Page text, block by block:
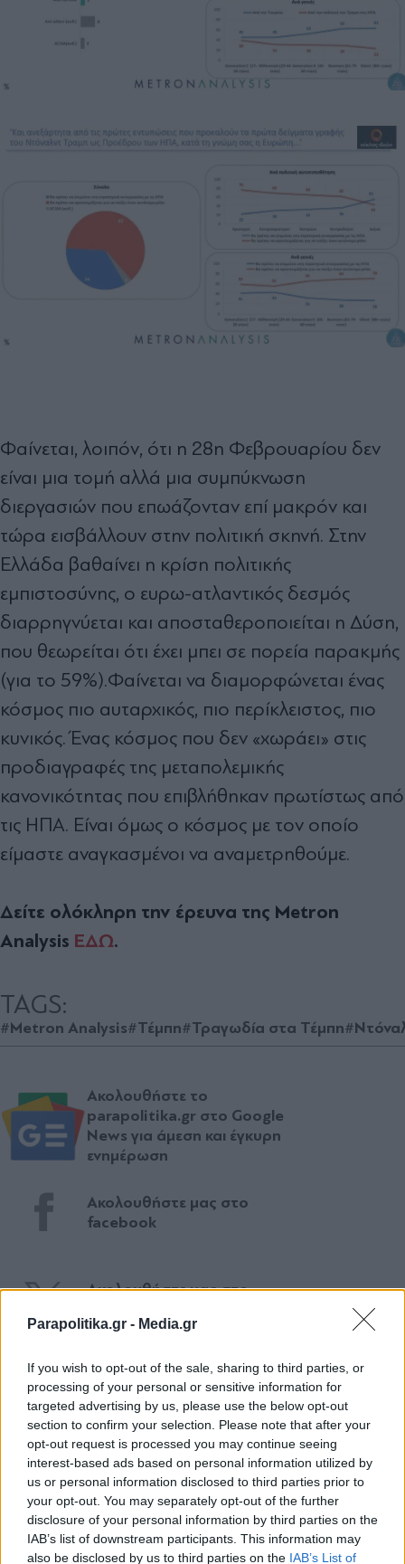
Parapolitika.gr - Media.gr
If you wish to opt-out of the sale, sharing to third parties, or
processing of your personal or sensitive information for
targeted advertising by us, please use the below opt-out
section to confirm your selection. Please note that after your
opt-out request is processed you may continue seeing
interest-based ads based on personal information utilized by
us or personal information disclosed to third parties prior to
your opt-out. You may separately opt-out of the further
disclosure of your personal information by third parties on the
IAB’s list of downstream participants. This information may
also be disclosed by us to third parties on the IAB’s List of
Φαίνεται, λοιπόν, ότι η 28η Φεβρουαρίου δεν
είναι μια τομή αλλά μια συμπύκνωση
διεργασιών που επωάζονταν επί μακρόν και
τώρα εισβάλλουν στην πολιτική σκηνή. Στην
Ελλάδα βαθαίνει η κρίση πολιτικής
εμπιστοσύνης, ο ευρω-ατλαντικός δεσμός
διαρρηγνύεται και αποσταθεροποιείται η Δύση,
που θεωρείται ότι έχει μπει σε πορεία παρακμής
(για το 59%).Φαίνεται να διαμορφώνεται ένας
κόσμος πιο αυταρχικός, πιο περίκλειστος, πιο
κυνικός. Ένας κόσμος που δεν «χωράει» στις
προδιαγραφές της μεταπολεμικής
κανονικότητας που επιβλήθηκαν πρωτίστως από
τις ΗΠΑ. Είναι όμως ο κόσμος με τον οποίο
είμαστε αναγκασμένοι να αναμετρηθούμε.
Δείτε ολόκληρη την έρευνα της Metron
Analysis ΕΔΩ.
TAGS:
#Metron Analysis#Τέμπη#Τραγωδία στα Τέμπη
Ακολουθήστε το
parapolitika.gr στο Google
News για άμεση και έγκυρη
ενημέρωση
Ακολουθήστε μας στο
facebook
Ακολουθήστε μας στο
ΣΧΕΤΙΚΗ ΕΙΔΗΣΕΟΓΡΑΦΙΑ